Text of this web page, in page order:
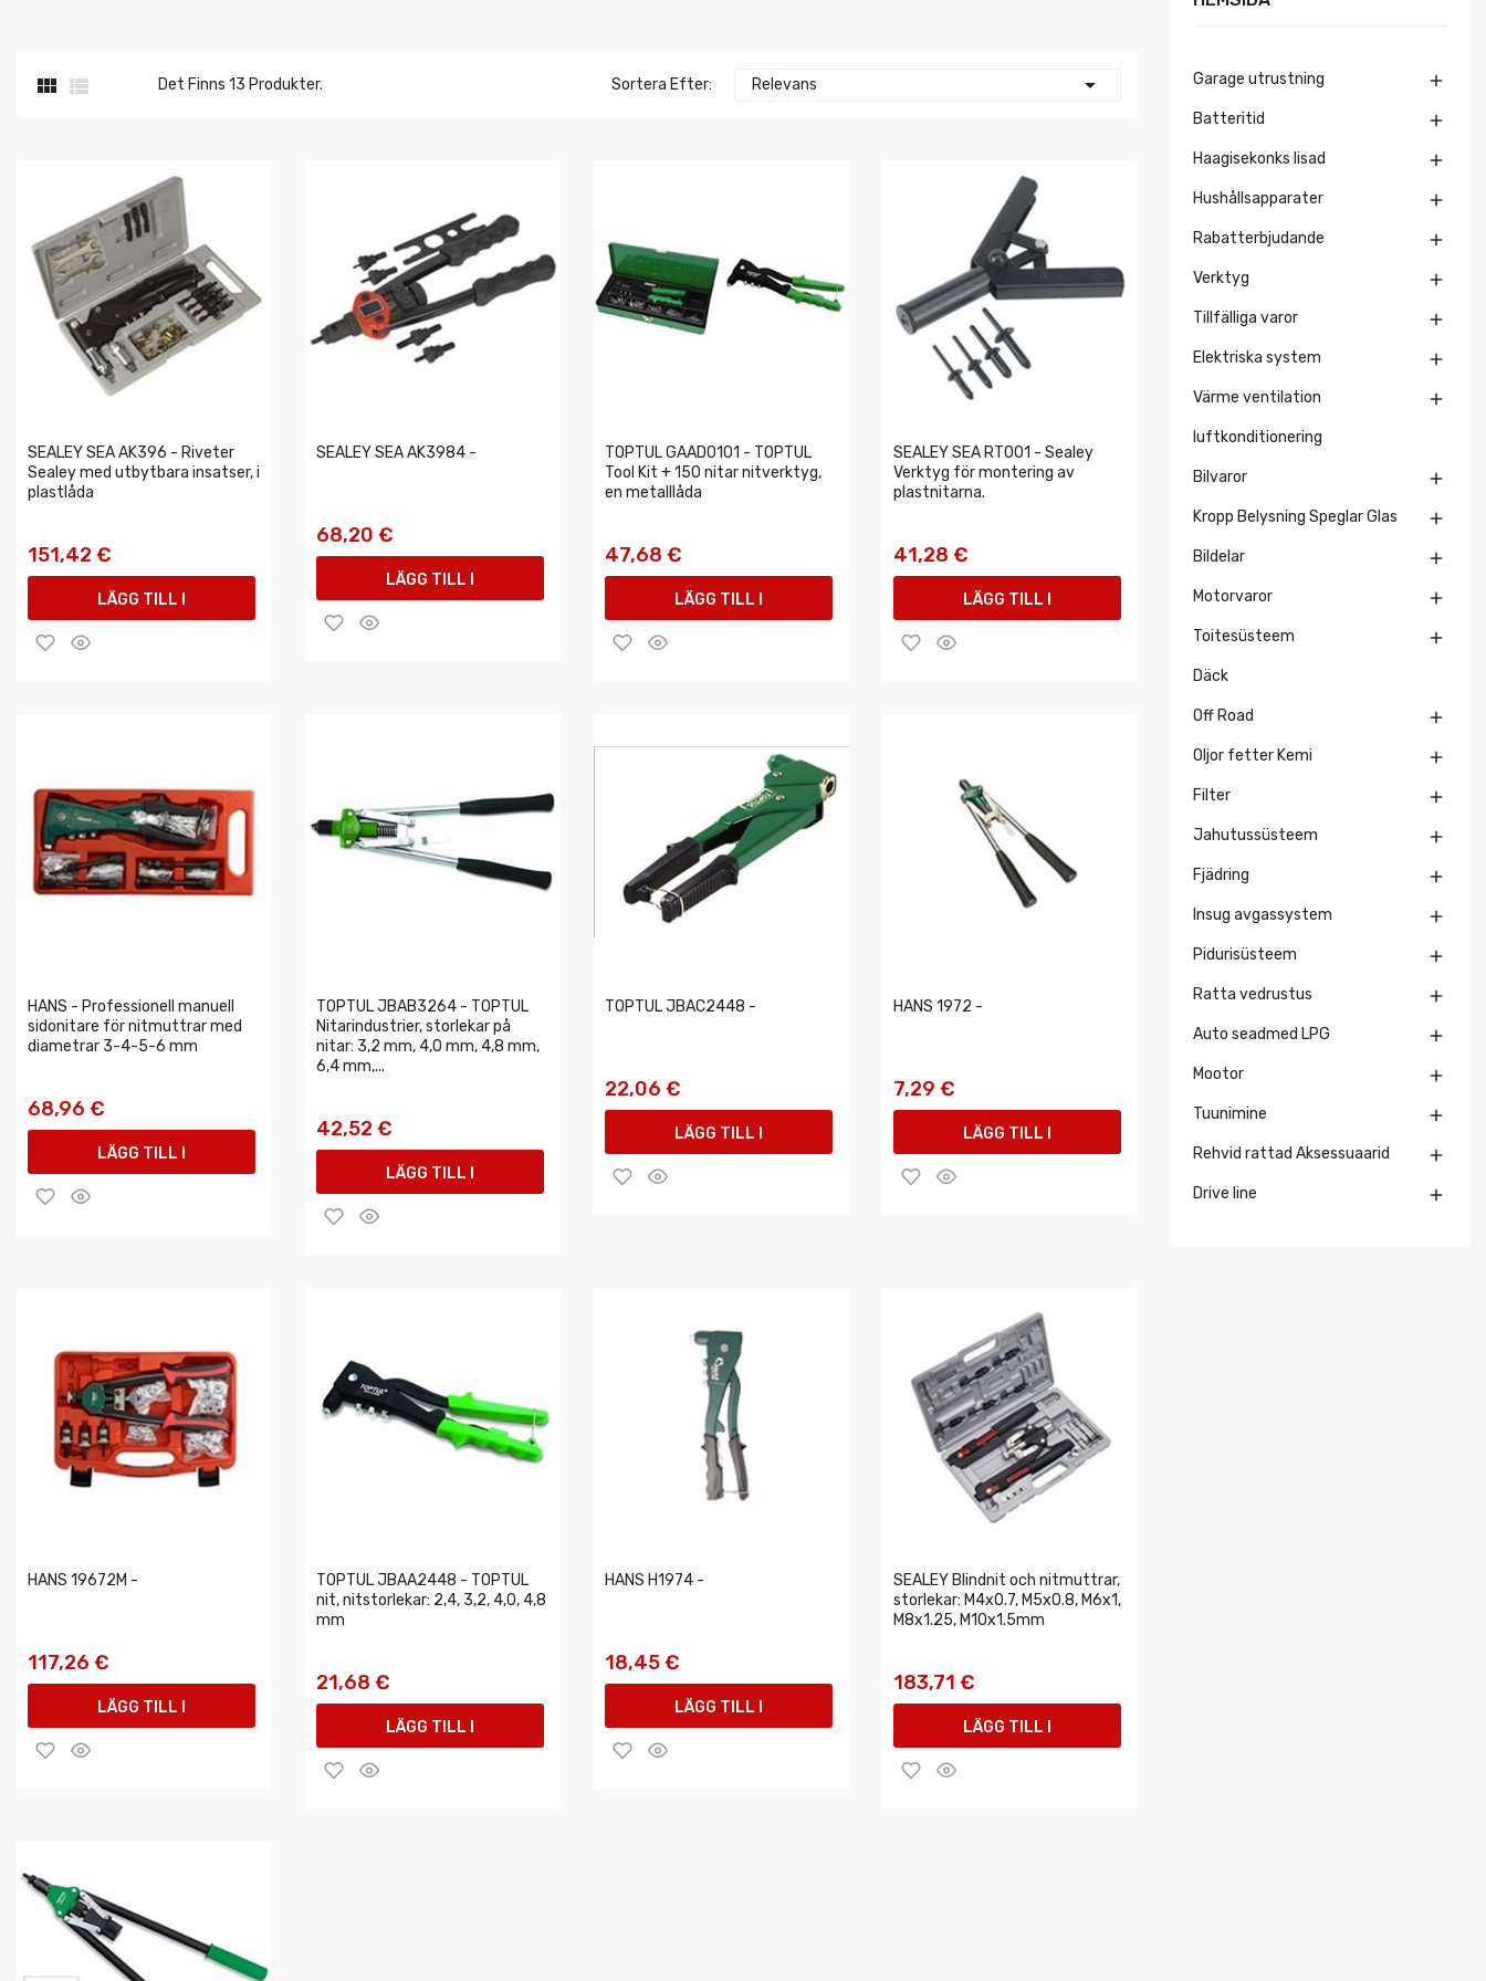
  Det Finns 13 Produkter. Sortera Efter: Relevans 
SEALEY SEA AK396 - Riveter
Sealey med utbytbara insatser, i
plastlåda
151,42 €
LÄGG TILL I
VARUKORGEN
SEALEY SEA AK3984 -
68,20 €
LÄGG TILL I
VARUKORGEN
TOPTUL GAAD0101 - TOPTUL
Tool Kit + 150 nitar nitverktyg,
en metalllåda
47,68 €
LÄGG TILL I
VARUKORGEN
SEALEY SEA RT001 - Sealey
Verktyg för montering av
plastnitarna.
41,28 €
LÄGG TILL I
VARUKORGEN
HANS - Professionell manuell
sidonitare för nitmuttrar med
diametrar 3-4-5-6 mm
68,96 €
LÄGG TILL I
VARUKORGEN
TOPTUL JBAB3264 - TOPTUL
Nitarindustrier, storlekar på
nitar: 3,2 mm, 4,0 mm, 4,8 mm,
6,4 mm,...
42,52 €
LÄGG TILL I
VARUKORGEN
TOPTUL JBAC2448 -
22,06 €
LÄGG TILL I
VARUKORGEN
HANS 1972 -
7,29 €
LÄGG TILL I
VARUKORGEN
HANS 19672M -
117,26 €
LÄGG TILL I
VARUKORGEN
TOPTUL JBAA2448 - TOPTUL
nit, nitstorlekar: 2,4, 3,2, 4,0, 4,8
mm
21,68 €
LÄGG TILL I
VARUKORGEN
HANS H1974 -
18,45 €
LÄGG TILL I
VARUKORGEN
SEALEY Blindnit och nitmuttrar,
storlekar: M4x0.7, M5x0.8, M6x1,
M8x1.25, M10x1.5mm
183,71 €
LÄGG TILL I
VARUKORGEN
Garage utrustning 
Batteritid 
Haagisekonks lisad 
Hushållsapparater 
Rabatterbjudande 
Verktyg 
Tillfälliga varor 
Elektriska system 
Värme ventilation
luftkonditionering

Bilvaror 
Kropp Belysning Speglar Glas 
Bildelar 
Motorvaror 
Toitesüsteem 
Däck
Off Road 
Oljor fetter Kemi 
Filter 
Jahutussüsteem 
Fjädring 
Insug avgassystem 
Pidurisüsteem 
Ratta vedrustus 
Auto seadmed LPG 
Mootor 
Tuunimine 
Rehvid rattad Aksessuaarid 
Drive line 